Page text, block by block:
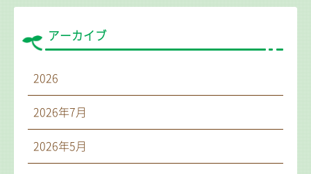
アーカイブ
2026
2026年7月
2026年5月